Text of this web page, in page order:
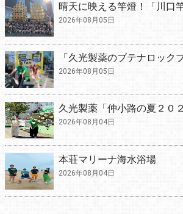
晴天に映える竿燈！「川口
2026年08月05日
「久光製薬のブテナロック
2026年08月05日
久光製薬「仲小路の夏２０
2026年08月04日
本荘マリーナ海水浴場
2026年08月04日